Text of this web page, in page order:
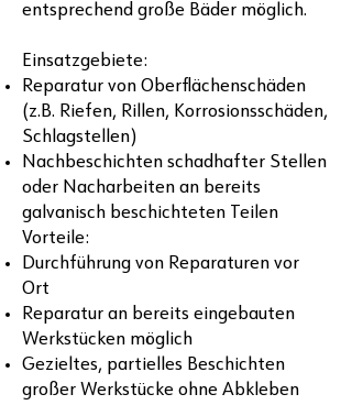
entsprechend große Bäder möglich.
Einsatzgebiete:
Reparatur von Oberflächenschäden
(z.B. Riefen, Rillen, Korrosionsschäden,
Schlagstellen)
Nachbeschichten schadhafter Stellen
oder Nacharbeiten an bereits
galvanisch beschichteten Teilen
Vorteile:
Durchführung von Reparaturen vor
Ort
Reparatur an bereits eingebauten
Werkstücken möglich
Gezieltes, partielles Beschichten
großer Werkstücke ohne Abkleben